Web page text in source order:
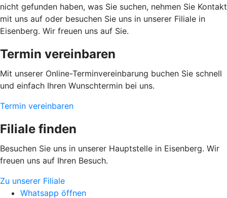
nicht gefunden haben, was Sie suchen, nehmen Sie Kontakt
mit uns auf oder besuchen Sie uns in unserer Filiale in
Eisenberg. Wir freuen uns auf Sie.
Termin vereinbaren
Mit unserer Online-Terminvereinbarung buchen Sie schnell
und einfach Ihren Wunschtermin bei uns.
Termin vereinbaren
Filiale finden
Besuchen Sie uns in unserer Hauptstelle in Eisenberg. Wir
freuen uns auf Ihren Besuch.
Zu unserer Filiale
Whatsapp öffnen